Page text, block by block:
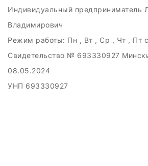
Индивидуальный предприниматель
Владимирович
Режим работы: Пн , Вт , Ср , Чт , Пт
Свидетельство № 693330927
08.05.2024
УНП 693330927